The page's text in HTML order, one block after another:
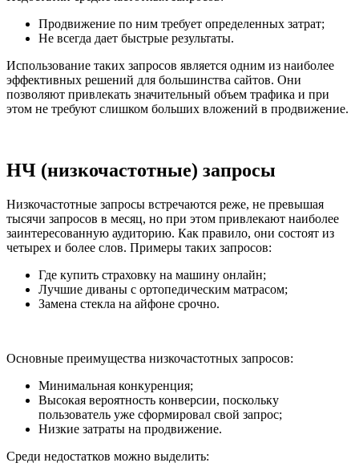
Продвижение по ним требует определенных затрат;
Не всегда дает быстрые результаты.
Использование таких запросов является одним из наиболее
эффективных решений для большинства сайтов. Они
позволяют привлекать значительный объем трафика и при
этом не требуют слишком больших вложений в продвижение.
НЧ (низкочастотные) запросы
Низкочастотные запросы встречаются реже, не превышая
тысячи запросов в месяц, но при этом привлекают наиболее
заинтересованную аудиторию. Как правило, они состоят из
четырех и более слов. Примеры таких запросов:
Где купить страховку на машину онлайн;
Лучшие диваны с ортопедическим матрасом;
Замена стекла на айфоне срочно.
Основные преимущества низкочастотных запросов:
Минимальная конкуренция;
Высокая вероятность конверсии, поскольку
пользователь уже сформировал свой запрос;
Низкие затраты на продвижение.
Среди недостатков можно выделить: